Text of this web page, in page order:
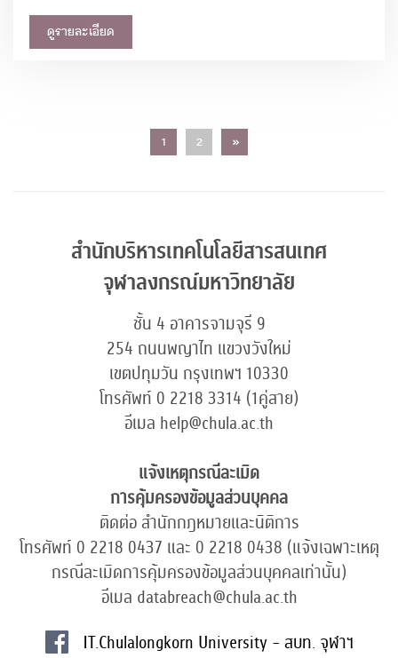
ดูรายละเอียด
1 2
ถัดไป
»
สำนักบริหารเทคโนโลยีสารสนเทศ
จุฬาลงกรณ์มหาวิทยาลัย
ชั้น 4 อาคารจามจุรี 9
254 ถนนพญาไท แขวงวังใหม่
เขตปทุมวัน กรุงเทพฯ 10330
โทรศัพท์ 0 2218 3314 (1คู่สาย)
อีเมล help@chula.ac.th
แจ้งเหตุกรณีละเมิด
การคุ้มครองข้อมูลส่วนบุคคล
ติดต่อ สำนักกฎหมายและนิติการ
โทรศัพท์ 0 2218 0437 และ 0 2218 0438 (แจ้งเฉพาะเหตุ
กรณีละเมิดการคุ้มครองข้อมูลส่วนบุคคลเท่านั้น)
อีเมล databreach@chula.ac.th
IT.Chulalongkorn University - สบท. จุฬาฯ